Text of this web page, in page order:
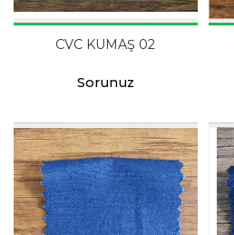
CVC KUMAŞ 02
Sorunuz